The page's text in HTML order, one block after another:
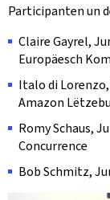
Participanten un
Claire Gayrel,
Europäesch
Italo di
Amazon
Romy Schaus,
Concurrence
Bob Schmitz,